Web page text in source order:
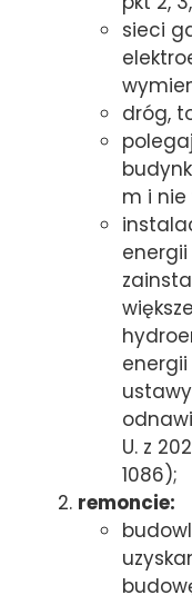
sieci
dróg,
m i nie
U. z
1086);
remoncie: